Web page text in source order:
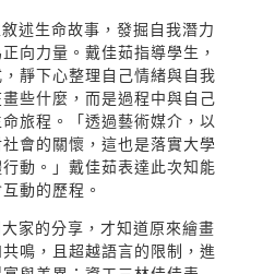
述生命故事，發掘自我潛力
向力量。戴佳茹指導學生，
靜下心整理自己情緒與自我
些什麼，而是過程中與自己
旅程。「透過藝術媒介，以
會的關懷，這也是落實大學
動。」戴佳茹表達此次知能
動的歷程。
家的分享，才知道原來繪畫
鳴，且超越語言的限制，進